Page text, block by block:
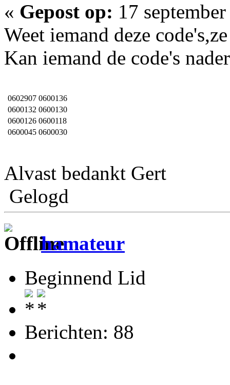
« Gepost op: 17
Weet iemand deze
Kan iemand de code's
0602907 0600136
0600132 0600130
0600126 0600118
0600045 0600030
Alvast bedankt Gert
Gelogd
hamateur
Beginnend Lid
Berichten: 88